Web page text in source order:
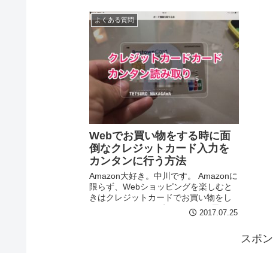
よくある質問
Webでお買い物をする時に面
倒なクレジットカード入力を
カンタンに行う方法
Amazon大好き。中川です。 Amazonに
限らず、Webショッピングを楽しむと
きはクレジットカードでお買い物をし
ますよね。 そんな時、、、 っと思いま
せんか？ そんな時にカンタンに入力す
2017.07.25
スポ